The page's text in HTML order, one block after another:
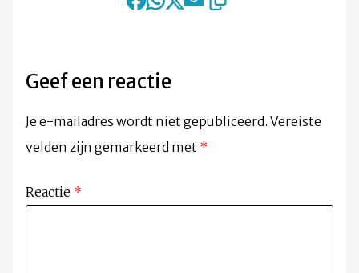
Geef een reactie
Je e-mailadres wordt niet gepubliceerd. Vereiste
velden zijn gemarkeerd met *
Reactie *